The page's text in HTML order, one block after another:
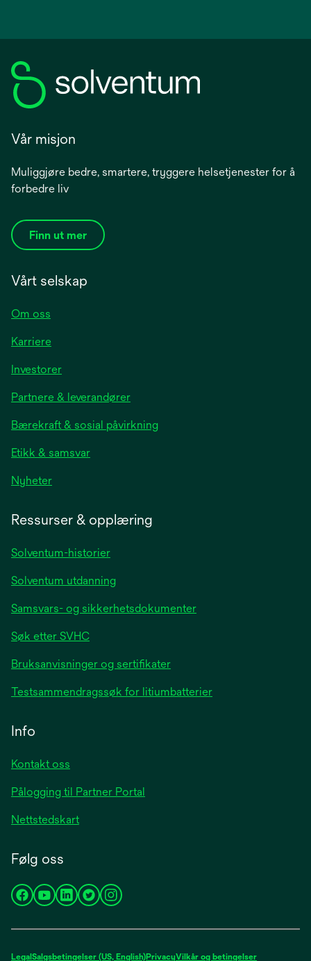
Vår misjon
Muliggjøre bedre, smartere, tryggere helsetjenester for å
forbedre liv
Finn ut mer
Vårt selskap
Om oss
Karriere
Investoreropens
a
new
Partnere & leverandører
Bærekraft & sosial påvirkning
Etikk & samsvar
Nyheteropens
Ressurser & opplæring
Solventum-historier
Solventum utdanning
Samsvars- og sikkerhetsdokumenter
Søk etter SVHC
Bruksanvisninger og sertifikater
Testsammendragssøk for litiumbatterier
Info
Kontakt oss
Pålogging til Partner Portal
Nettstedskart
Følg oss
opens
new
opens
new
opens
new
opens
new
opens
new
Legal Salgsbetingelser (US, English)PrivacyVilkår og betingelser